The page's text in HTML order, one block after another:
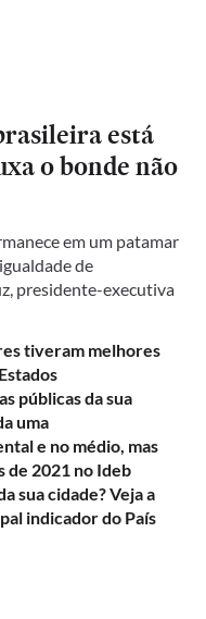
está
o bonde não
em um patamar
de
presidente-executiva
tiveram melhores
públicas da sua
uma
e no médio, mas
de 2021 no Ideb
sua cidade? Veja a
indicador do País